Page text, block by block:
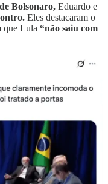
Bolsonaro, Eduardo e
Eles destacaram o
que Lula “não saiu com